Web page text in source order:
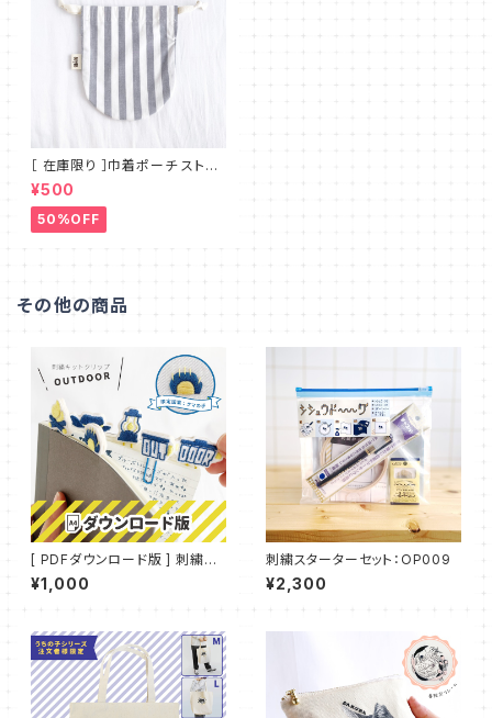
［ 在庫限り ］巾着ポーチ ストラ
イプ コロンと可愛い丸底 シンプ
ルで使いやすいマチのないフラッ
トタイプ MT_001
¥500
50%OFF
その他の商品
[ PDFダウンロード版 ] 刺繍キ
ット クリップ OUTDOOR：PDF
_C01
¥1,000
刺繍スターターセット：OP009
¥2,300